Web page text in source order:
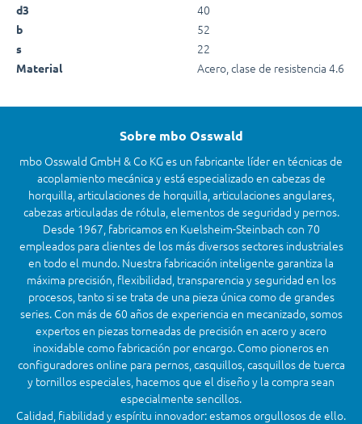
d3 40
b 52
s 22
Material Acero, clase de resistencia 4.6
Sobre mbo Osswald
mbo Osswald GmbH & Co KG es un fabricante líder en técnicas de
acoplamiento mecánica y está especializado en cabezas de
horquilla, articulaciones de horquilla, articulaciones angulares,
cabezas articuladas de rótula, elementos de seguridad y pernos.
Desde 1967, fabricamos en Kuelsheim-Steinbach con 70
empleados para clientes de los más diversos sectores industriales
en todo el mundo. Nuestra fabricación inteligente garantiza la
máxima precisión, flexibilidad, transparencia y seguridad en los
procesos, tanto si se trata de una pieza única como de grandes
series. Con más de 60 años de experiencia en mecanizado, somos
expertos en piezas torneadas de precisión en acero y acero
inoxidable como fabricación por encargo. Como pioneros en
configuradores online para pernos, casquillos, casquillos de tuerca
y tornillos especiales, hacemos que el diseño y la compra sean
especialmente sencillos.
Calidad, fiabilidad y espíritu innovador: estamos orgullosos de ello.